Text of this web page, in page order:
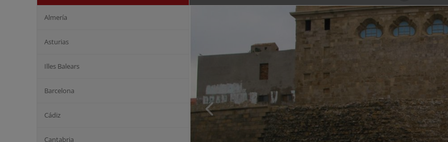
Almería
Asturias
Illes Balears
Barcelona
Cádiz
Cantabria